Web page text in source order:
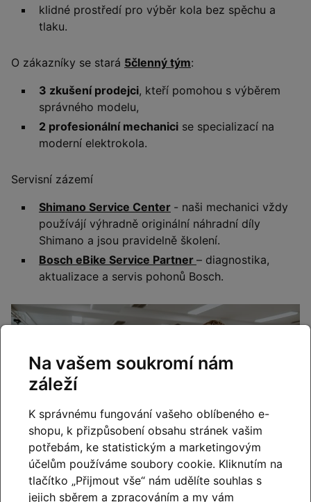
klidné prostředí pro výběr kola bez spěchu a
tlaku.
O zákazníky se stará 5členný tým:
3 zkušení prodejci, kteří pomohou s výběrem
správného modelu,
2 profesionální mechanici se specializací na
moderní elektrokola.
Servisní zázemí
Shimano Service Center - naši mechanici vždy
používájí výhradně originální náhradní díly
Shimano a jsou pravidelně školení.
Bosch eBike Service Partner – diagnostika,
aktualizace a servis pohonů Bosch.
Na vašem soukromí nám
záleží
K správnému fungování vašeho oblíbeného e-
shopu, k přizpůsobení obsahu stránek vašim
potřebám, ke statistickým a marketingovým
účelům používáme soubory cookie. Kliknutím na
tlačítko „Přijmout vše“ nám udělíte souhlas s
jejich sběrem a zpracováním a my vám